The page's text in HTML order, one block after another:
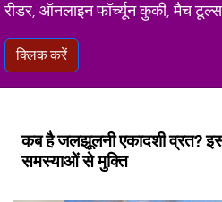
रीडर, ऑनलाइन फॉर्च्यून कुकी, मैच टूल्स
क्लिक करें
कब है जलझूलनी एकादशी व्रत?
समस्याओं से मुक्ति